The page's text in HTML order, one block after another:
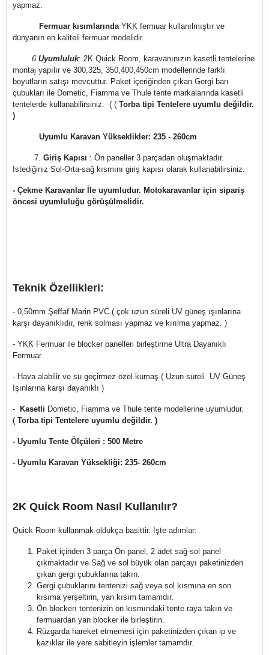
yapmaz.
Fermuar kısımlarındaYKK fermuar kullanılmıştır ve
dünyanın en kaliteli fermuar modelidir.
6.Uyumluluk: 2K Quick Room, karavanınızın kasetli tentelerine
montaj yapılır ve 300,325, 350,400,450cm modellerinde farklı
boyutların satışı mevcuttur. Paket içeriğinden çıkan Gergi barı
çubukları ile Dometic, Fiamma ve Thule tente markalarında kasetli
tentelerde kullanabilirsiniz. ( ( Torba tipi Tentelere uyumlu değildir.
)
Uyumlu Karavan Yükseklikler: 235 - 260cm
7. Giriş Kapısı : Ön paneller 3 parçadan oluşmaktadır.
İstediğiniz Sol-Orta-sağ kısmını giriş kapısı olarak kullanabilirsiniz.
- Çekme Karavanlar İle uyumludur. Motokaravanlar için sipariş
öncesi uyumluluğu görüşülmelidir.
Teknik Özellikleri:
- 0,50mm Şeffaf Marin PVC ( çok uzun süreli UV güneş ışınlarına
karşı dayanıklıdır, renk solması yapmaz ve kırılma yapmaz. )
- YKK Fermuar ile blocker panelleri birleştirme Ultra Dayanıklı
Fermuar
- Hava alabilir ve su geçirmez özel kumaş ( Uzun süreli UV Güneş
Işınlarına karşı dayanıklı )
- Kasetli Dometic, Fiamma ve Thule tente modellerine uyumludur.
( Torba tipi Tentelere uyumlu değildir. )
- Uyumlu Tente Ölçüleri : 500 Metre
- Uyumlu Karavan Yüksekliği: 235- 260cm
2K Quick Room Nasıl Kullanılır?
Quick Room kullanmak oldukça basittir. İşte adımlar:
Paket içinden 3 parça Ön panel, 2 adet sağ-sol panel
çıkmaktadır ve Sağ ve sol büyük olan parçayı paketinizden
çıkan gergi çubuklarına takın.
Gergi çubuklarını tentenizi sağ veya sol kısmına en son
kısıma yerşeltirin, yan kısım tamamdır.
Ön blockerı tentenizin ön kısmındaki tente raya takın ve
fermuardan yan blocker ile birleştirin.
Rüzgarda hareket etmemesi için paketinizden çıkan ip ve
kazıklar ile yere sabitleyin işlemler tamamdır.